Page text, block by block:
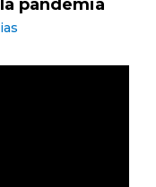
pandemia